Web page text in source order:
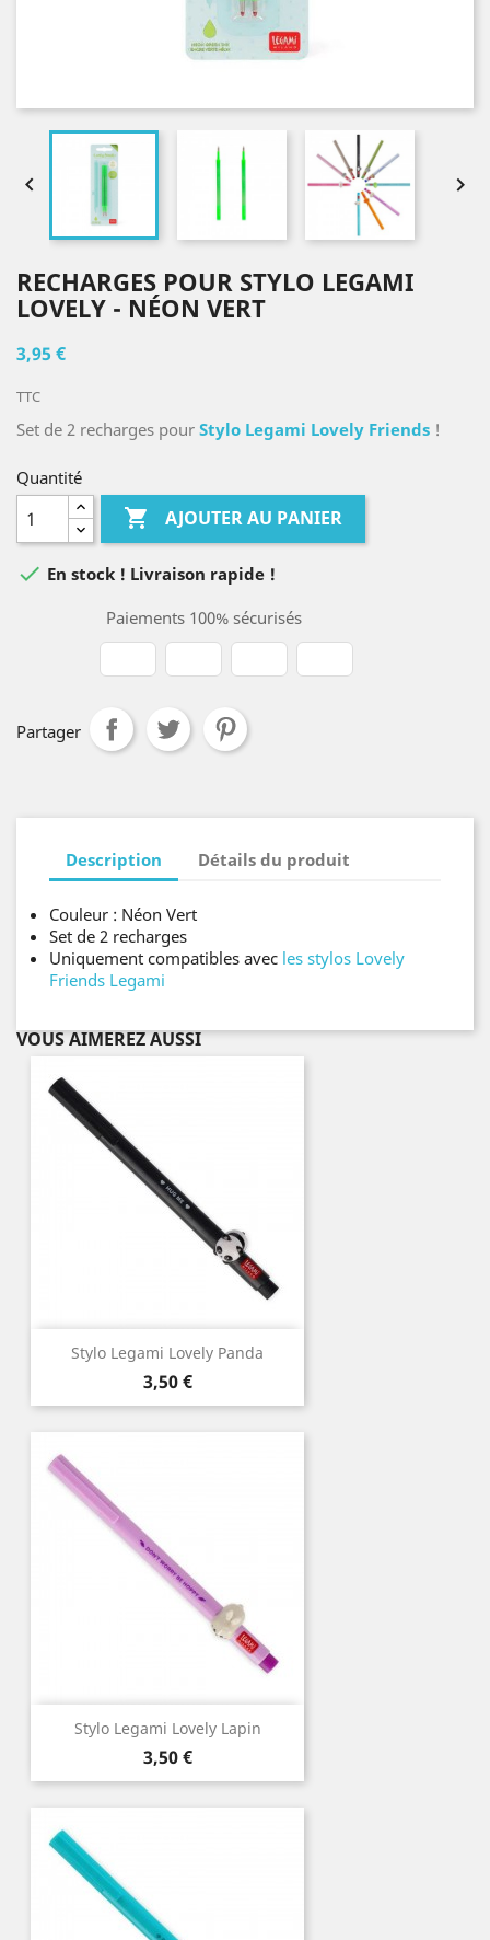
 
RECHARGES POUR STYLO LEGAMI
LOVELY - NÉON VERT
3,95 €
TTC
Set de 2 recharges pour Stylo Legami Lovely Friends !
Quantité
 AJOUTER AU PANIER
 En stock ! Livraison rapide !
Paiements 100% sécurisés
Partager
Description Détails du produit
Couleur : Néon Vert
Set de 2 recharges
Uniquement compatibles avec les stylos Lovely
Friends Legami
VOUS AIMEREZ AUSSI
Stylo Legami Lovely Panda
Prix
3,50 €
Stylo Legami Lovely Lapin
Prix
3,50 €